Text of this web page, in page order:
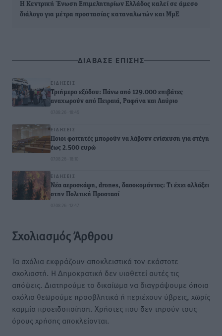
Η Κεντρική Ένωση Επιμελητηρίων Ελλάδος καλεί σε άμεσο
διάλογο για μέτρα προστασίας καταναλωτών και ΜμΕ
ΔΙΑΒΑΣΕ ΕΠΙΣΗΣ
ΕΙΔΉΣΕΙΣ
Τριήμερο εξόδου: Πάνω από 129.000 επιβάτες
αναχωρούν από Πειραιά, Ραφήνα και Λαύριο
07.08.26 · 18:45
ΕΙΔΉΣΕΙΣ
Ποιοι φοιτητές μπορούν να λάβουν ενίσχυση για στέγη
έως 2.500 ευρώ
07.08.26 · 18:10
ΕΙΔΉΣΕΙΣ
Νέα αεροσκάφη, drones, δασοκομάντος: Τι έχει αλλάξει
στην Πολιτική Προστασί
07.08.26 · 12:47
Σχολιασμός Άρθρου
Τα σχόλια εκφράζουν αποκλειστικά τον εκάστοτε
σχολιαστή. Η Δημοκρατική δεν υιοθετεί αυτές τις
απόψεις. Διατηρούμε το δικαίωμα να διαγράψουμε όποια
σχόλια θεωρούμε προσβλητικά ή περιέχουν ύβρεις, χωρίς
καμμία προειδοποίηση. Χρήστες που δεν τηρούν τους
όρους χρήσης αποκλείονται.